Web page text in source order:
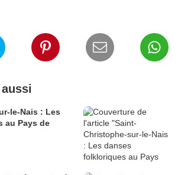
le-Nais : Les
au Pays de